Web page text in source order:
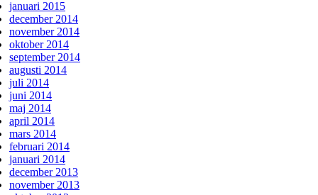
januari 2015
december 2014
november 2014
oktober 2014
september 2014
augusti 2014
juli 2014
juni 2014
maj 2014
april 2014
mars 2014
februari 2014
januari 2014
december 2013
november 2013